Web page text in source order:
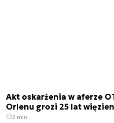
Akt oskarżenia w aferze
Orlenu grozi 25 lat
2 min.